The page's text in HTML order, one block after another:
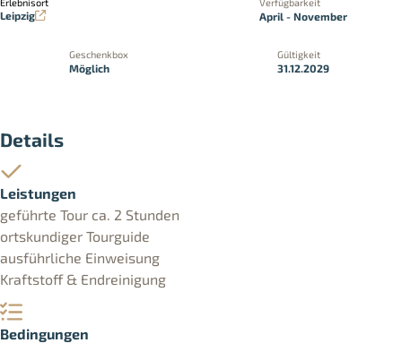
Leipzig April - November
Geschenkbox
Möglich
Gültigkeit
31.12.2029
Details
Leistungen
geführte Tour ca. 2 Stunden
ortskundiger Tourguide
ausführliche Einweisung
Kraftstoff & Endreinigung
Bedingungen